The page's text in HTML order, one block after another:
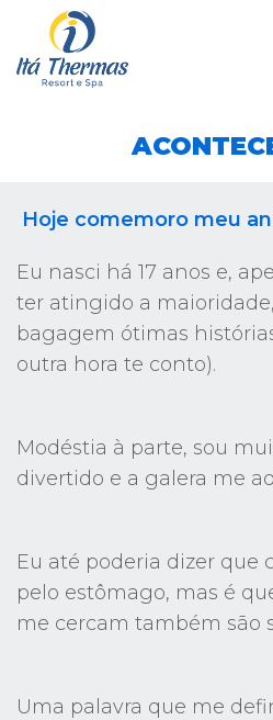
Hoje comemoro meu
Eu nasci há 17 anos e,
ter atingido a
bagagem ótimas
outra hora te conto).
Modéstia à parte, sou
divertido e a galera me
Eu até poderia dizer que
pelo estômago, mas é
me cercam também são
Uma palavra que me